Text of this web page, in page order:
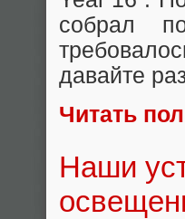
собрал
давайте
Читать
Наши